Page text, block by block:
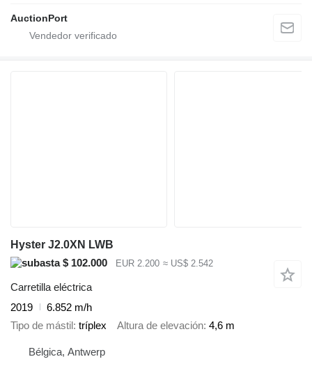
AuctionPort
Hyster J2.0XN LWB
$ 102.000
EUR 2.200 ≈ US$ 2.542
Carretilla eléctrica
2019
6.852 m/h
Tipo de mástil tríplex Altura de elevación 4,6 m
Bélgica, Antwerp